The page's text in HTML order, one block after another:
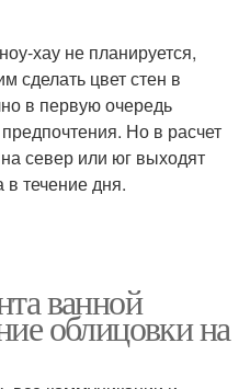
хау не планируется,
сделать цвет стен в
в первую очередь
Но в расчет
север или юг выходят
в течение дня.
ванной
облицовки на